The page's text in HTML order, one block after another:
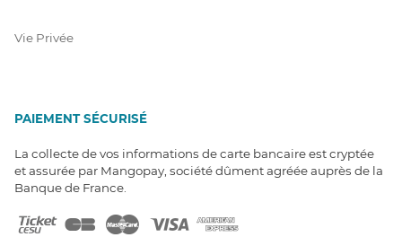
Vie Privée
PAIEMENT SÉCURISÉ
La collecte de vos informations de carte bancaire est cryptée
et assurée par Mangopay, société dûment agréée auprès de la
Banque de France.